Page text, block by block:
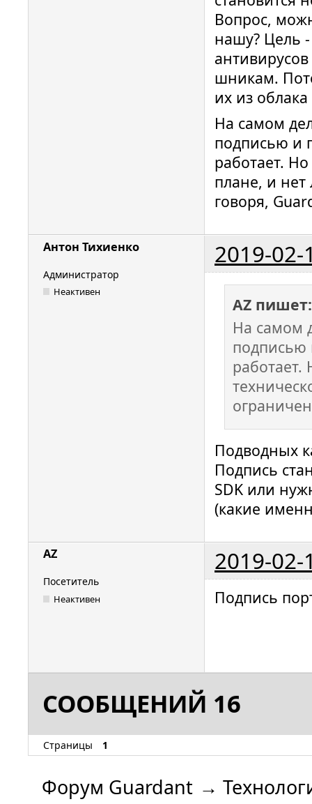
Вопрос,
нашу? Цель -
шникам.
их из
На самом
подписью и
работает.
плане, и
говоря,
Антон Тихиенко 2019-02-
Администратор
Неактивен
AZ пишет:
На самом
подписью
Подводных
Подпись
SDK или
(какие
AZ 2019-02-
Посетитель
Неактивен Подпись
СООБЩЕНИЙ 16
Страницы 1
Форум Guardant →